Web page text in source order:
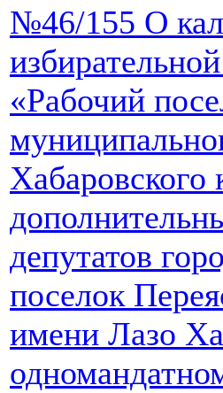
№46/155 О
«Рабочий
Хабаровского
депутатов
поселок
имени Лазо